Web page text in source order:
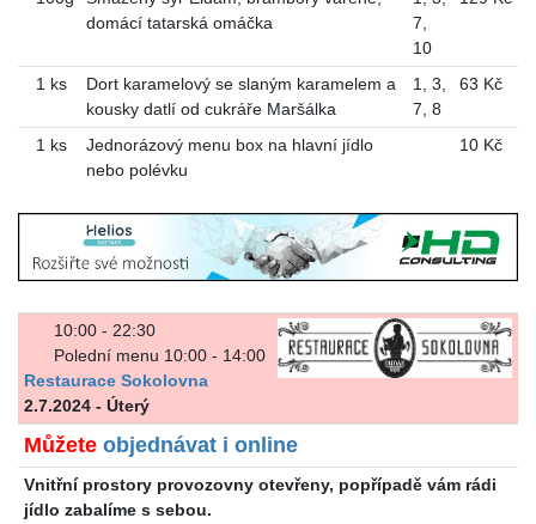
domácí tatarská omáčka
7
10
1 ks
Dort karamelový se slaným karamelem a
kousky datlí od cukráře Maršálka
1 3
7 8
63 Kč
1 ks
Jednorázový menu box na hlavní jídlo
nebo polévku
10 Kč
10:00 - 22:30
Polední menu 10:00 - 14:00
Restaurace Sokolovna
2.7.2024 - Úterý
Můžete objednávat i online
Vnitřní prostory provozovny otevřeny, popřípadě vám rádi
jídlo zabalíme s sebou.